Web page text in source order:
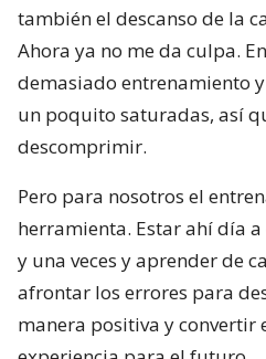
también el descanso de la
Ahora ya no me da culpa.
demasiado entrenamiento
un poquito saturadas, así
descomprimir.
Pero para nosotros el
herramienta. Estar ahí día
y una veces y aprender de
afrontar los errores para
manera positiva y convertir